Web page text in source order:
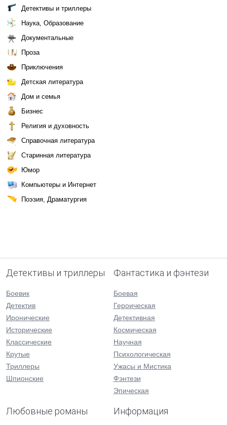
Детективы и триллеры
Наука, Образование
Документальные
Проза
Приключения
Детская литература
Дом и семья
Бизнес
Религия и духовность
Справочная литература
Старинная литература
Юмор
Компьютеры и Интернет
Поэзия, Драматургия
Детективы и триллеры
Боевик
Детектив
Иронические
Исторические
Классические
Крутые
Триллеры
Шпионские
Фантастика и фэнтези
Боевая
Героическая
Детективная
Космическая
Научная
Психологическая
Ужасы и Мистика
Фэнтези
Эпическая
Любовные романы Информация